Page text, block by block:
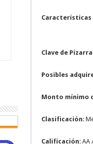
Características
Clave de Pizarra
Posibles
Monto mínimo
Clasificación:
Calificación: AA